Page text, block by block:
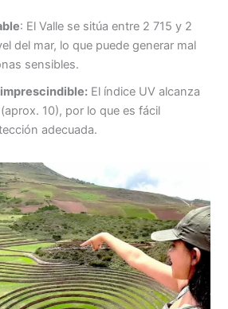
: El Valle se sitúa entre 2 715 y 2
del mar, lo que puede generar mal
sensibles.
El índice UV alcanza
10), por lo que es fácil
adecuada.